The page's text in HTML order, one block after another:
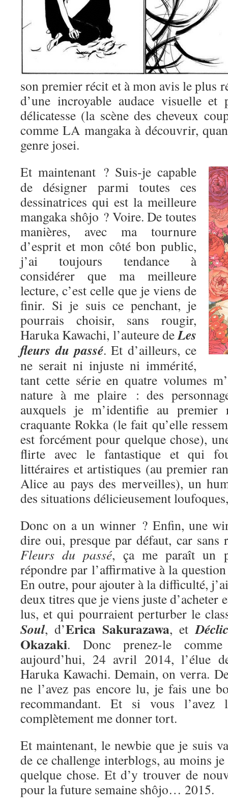
son premier récit et à mon avis le plus
d’une incroyable audace visuelle et
délicatesse (la scène des cheveux
comme LA mangaka à découvrir,
genre josei.
Et maintenant ? Suis-je capable
de désigner parmi toutes ces
dessinatrices qui est la meilleure
mangaka shôjo ? Voire. De toutes
manières, avec ma tournure
d’esprit et mon côté bon public,
j’ai toujours tendance à
considérer que ma meilleure
lecture, c’est celle que je viens de
finir. Si je suis ce penchant, je
pourrais choisir, sans rougir,
Haruka Kawachi, l’auteure deLes
fleurs du passé. Et d’ailleurs, ce
ne serait ni injuste ni immérité,
tant cette série en quatre volumes
nature à me plaire : des
auxquels je m’identifie au premier
craquante Rokka (le fait qu’elle
est forcément pour quelque chose),
flirte avec le fantastique et qui
littéraires et artistiques (au premier
Alice au pays des merveilles), un
des situations délicieusement
Donc on a un winner ? Enfin, une
dire oui, presque par défaut, car sans
Fleurs du passé, ça me paraît un
répondre par l’affirmative à la
En outre, pour ajouter à la difficulté,
deux titres que je viens juste d’acheter
lus, et qui pourraient perturber le
Soul, d’Erica Sakurazawa, et
Okazaki. Donc prenez-le
aujourd’hui, 24 avril 2014, l’élue
Haruka Kawachi. Demain, on verra.
ne l’avez pas encore lu, je fais une
recommandant. Et si vous l’avez
complètement me donner tort.
Et maintenant, le newbie que je suis
de ce challenge interblogs, au moins
quelque chose. Et d’y trouver de
pour la future semaine shôjo… 2015.